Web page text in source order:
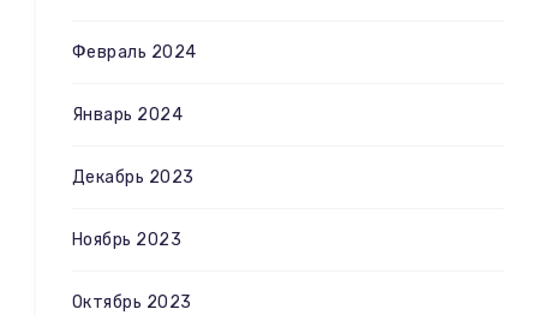
Февраль 2024
Январь 2024
Декабрь 2023
Ноябрь 2023
Октябрь 2023